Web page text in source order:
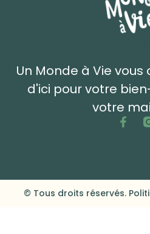
Un Monde à Vie
d'ici pour votre
votre
© Tous droits réservés.